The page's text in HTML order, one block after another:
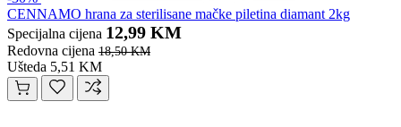
CENNAMO hrana za sterilisane mačke piletina diamant 2kg
Specijalna cijena 12,99 KM
Redovna cijena 18,50 KM
Ušteda 5,51 KM